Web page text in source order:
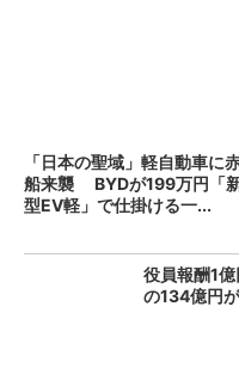
「日本の聖域」軽自動車に
船来襲 BYDが199万円「
型EV軽」で仕掛ける一...
役員報酬1
の134億円